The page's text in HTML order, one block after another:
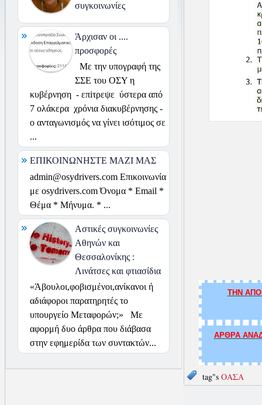
ΤΗΝ
ΑΡΘΡΑ
tag"s ΟΑΣΑ
συγκοινωνίες
Άρχισαν οι ....
προσφορές
Με την υπογραφή της
ΣΣΕ του ΟΣΥ η
κυβέρνηση - επiτρεψε ύστερα από
7 ολάκερα χρόνια διακυβέρνησης -
ο ανταγωνισμός να γίνει ισότιμος σε
...
ΕΠΙΚΟΙΝΩΝΗΣΤΕ ΜΑΖΙ ΜΑΣ
admin@osydrivers.com Επικοινωνία
με osydrivers.com Όνομα * Email *
Θέμα * Μήνυμα. * ...
Αστικές συγκοινωνίες
Αθηνών και
Θεσσαλονίκης :
Λινάτσες και φτιασίδια
«Άβουλοι,φοβισμένοι,ανίκανοι ή
αδιάφοροι παρατηρητές το
υπουργείο Μεταφορών;» Με
αφορμή δυο άρθρα που διάβασα
στην εφημερίδα των συντακτών...